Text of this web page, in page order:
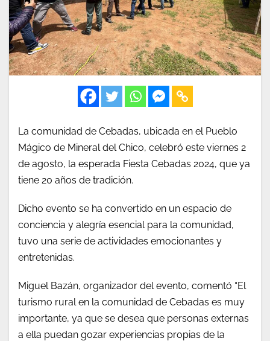
La comunidad de Cebadas, ubicada en el Pueblo
Mágico de Mineral del Chico, celebró este viernes 2
de agosto, la esperada Fiesta Cebadas 2024, que ya
tiene 20 años de tradición.
Dicho evento se ha convertido en un espacio de
conciencia y alegría esencial para la comunidad,
tuvo una serie de actividades emocionantes y
entretenidas.
Miguel Bazán, organizador del evento, comentó “El
turismo rural en la comunidad de Cebadas es muy
importante, ya que se desea que personas externas
a ella puedan gozar experiencias propias de la